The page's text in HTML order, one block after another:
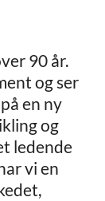
90 år.
og ser
en ny
og
ledende
vi en